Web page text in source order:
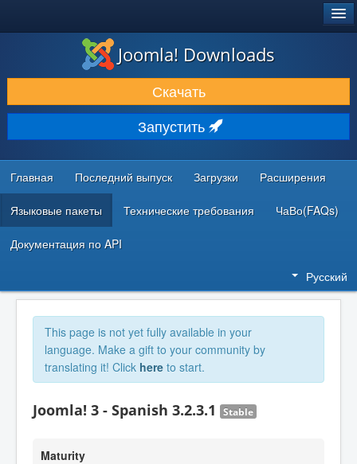
ЗАГРУЗКИ И РАСШИРЕНИЯ
ДОКУМЕНТАЦИЯ И ОБУЧЕНИЕ
СООБЩЕСТВО И ПОДДЕРЖКА
РЕСУРСЫ ДЛЯ РАЗРАБОТЧИКОВ
Joomla! Downloads
Скачать
Запустить
Главная Последний выпуск Загрузки Расширения
Языковые пакеты Технические требования ЧаВо(FAQs)
Документация по API
Русский
This page is not yet fully available in your
language. Make a gift to your community by
translating it! Click here to start.
Joomla! 3 - Spanish 3.2.3.1 Stable
Maturity